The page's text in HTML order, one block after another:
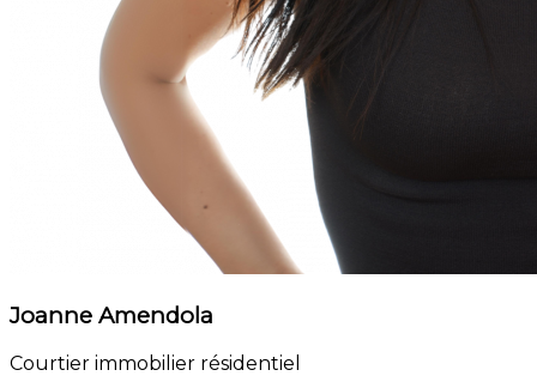
Joanne Amendola
Courtier immobilier résidentiel